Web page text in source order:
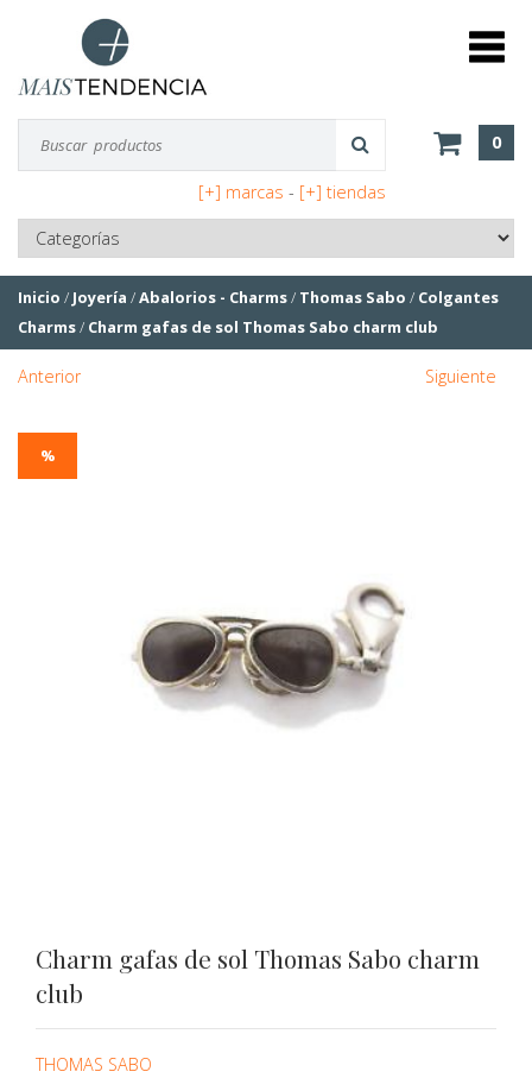
0
[+] marcas - [+] tiendas
Inicio / Joyería /Abalorios - Charms/ Thomas Sabo / Colgantes
Charms/ Charm gafas de sol Thomas Sabo charm club
Anterior Siguiente
Charm gafas de sol Thomas Sabo charm
club
THOMAS SABO
%